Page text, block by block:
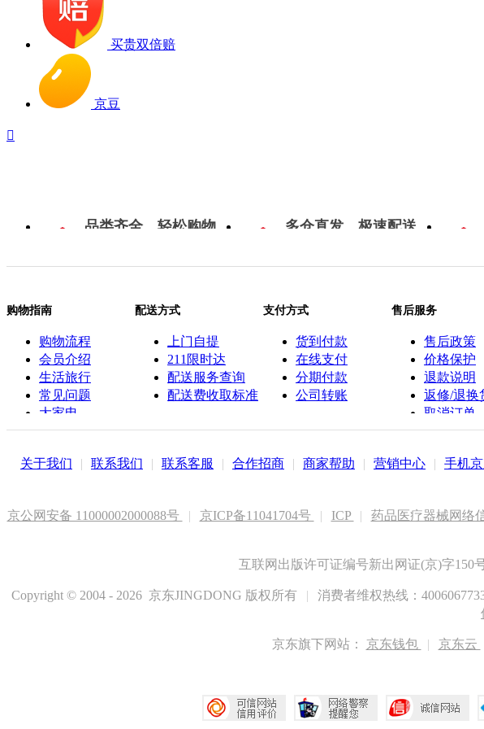
买贵双倍赔
京豆

品类齐全，轻松购物 多仓直发，极速配送
购物指南
购物流程
会员介绍
生活旅行
常见问题
大家电
联系客服
配送方式
上门自提
211限时达
配送服务查询
配送费收取标准
支付方式
货到付款
在线支付
分期付款
公司转账
售后服务
售后政策
价格保护
退款说明
返修/退换
取消订单
关于我们 | 联系我们 | 联系客服 | 合作招商 | 商家帮助 | 营销中心 | 手机
京公网安备 11000002000088号 | 京ICP备11041704号 | ICP | 药品医疗器械网络
互联网出版许可证编号新出网证(京)字150
Copyright © 2004 - 2026 京东JINGDONG 版权所有 | 消费者维权热线：
京东旗下网站： 京东钱包 | 京东云